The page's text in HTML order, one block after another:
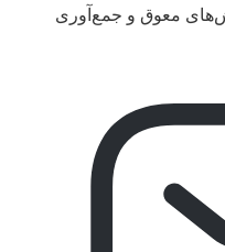
معوق و جمع‌آوری